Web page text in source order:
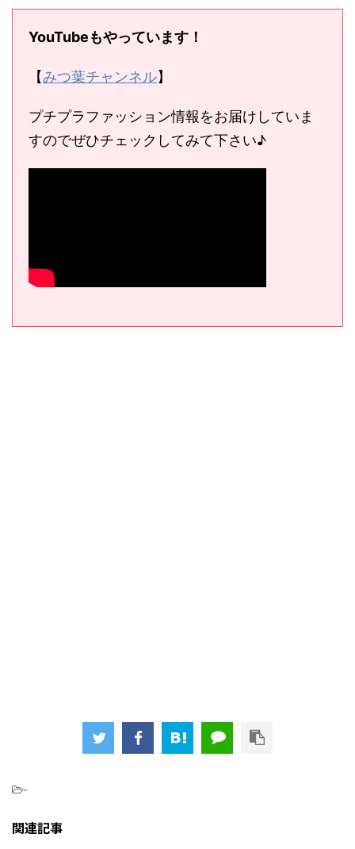
YouTubeもやっています！
【みつ葉チャンネル】
プチプラファッション情報をお届けしていま
すのでぜひチェックしてみて下さい♪
-
関連記事